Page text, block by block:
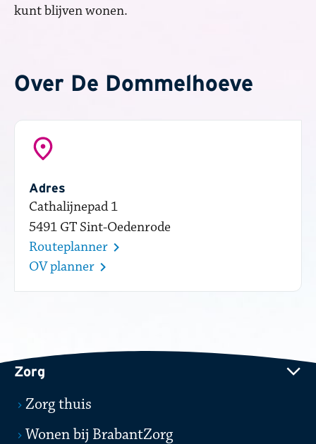
kunt blijven wonen.
Over De Dommelhoeve
Adres
Cathalijnepad 1
5491 GT Sint-Oedenrode
Routeplanner
OV planner
Zorg
Zorg thuis
Wonen bij BrabantZorg